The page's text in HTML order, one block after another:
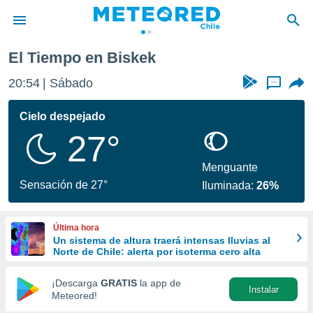
de
por
se
calidad.
a este
las
y
forma
digital
basada
El Tiempo en Biskek
20:54 Sábado ...
Cielo despejado
27°
Sensación de 27°
Menguante
Iluminada:26%
Última hora
Un sistema de altura traerá intensas lluvias al
Norte de Chile: alerta por isoterma cero alta
¡Descarga GRATIS la app de
Meteored!
Instalar